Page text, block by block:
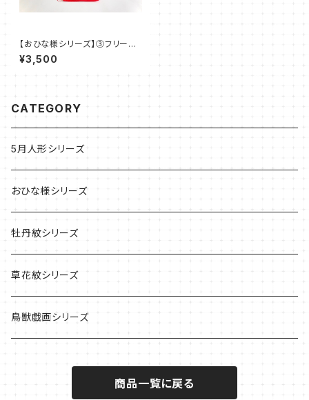
【おひな様シリーズ】③フリーカ
ップ
¥3,500
CATEGORY
5月人形シリーズ
おひな様シリーズ
牡丹紋シリーズ
草花紋シリーズ
鳥獣戯画シリーズ
商品一覧に戻る